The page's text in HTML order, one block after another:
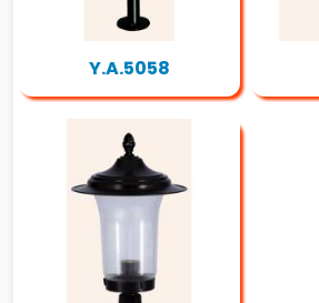
Y.A.5058